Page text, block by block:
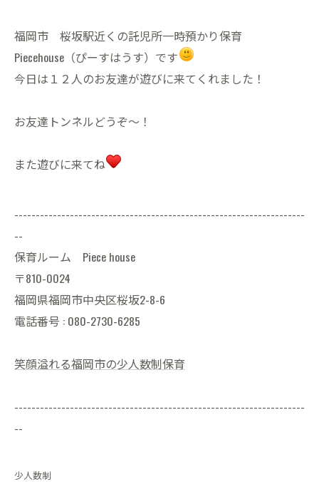
福岡市 桜坂駅近くの託児所一時預かり保育
Piecehouse（ぴーすはうす）です
今日は１２人のお友達が遊びに来てくれました！
お友達トンネルどうぞ〜！
また遊びに来てね
--------------------------------------------------------------------
--
保育ルーム Piece house
〒810-0024
福岡県福岡市中央区桜坂2-8-6
電話番号 : 080-2730-6285
笑顔溢れる福岡市の少人数制保育
--------------------------------------------------------------------
--
少人数制